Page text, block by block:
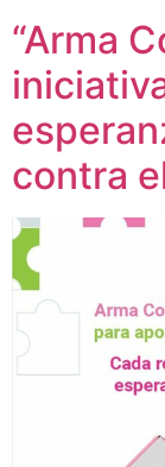
“Arma
contra